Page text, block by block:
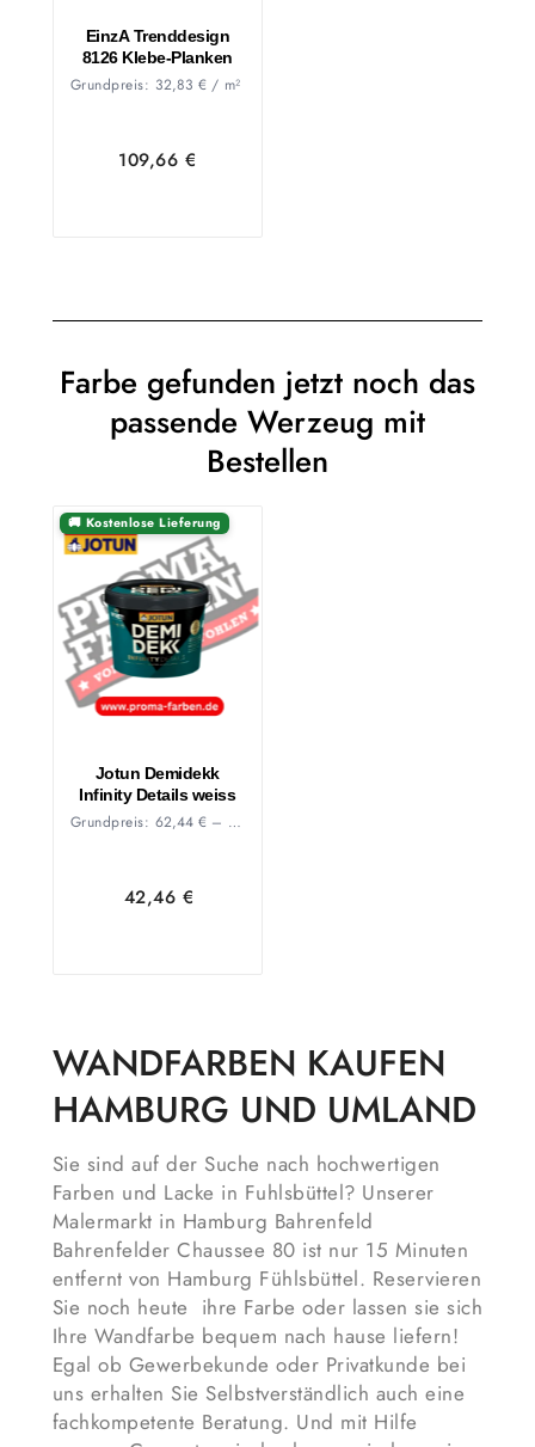
EinzA Trenddesign
8126 Klebe-Planken
Grundpreis: 32,83 €/ m²
109,66 €
Farbe gefunden jetzt noch das
passende Werzeug mit
Bestellen
🚚 Kostenlose Lieferung
Jotun Demidekk
Infinity Details weiss
Grundpreis: 62,44 €– 49,22
42,46 €
WANDFARBEN KAUFEN
HAMBURG UND UMLAND
Sie sind auf der Suche nach hochwertigen
Farben und Lacke in Fuhlsbüttel? Unserer
Malermarkt in Hamburg Bahrenfeld
Bahrenfelder Chaussee 80 ist nur 15 Minuten
entfernt von Hamburg Fühlsbüttel. Reservieren
Sie noch heute ihre Farbe oder lassen sie sich
Ihre Wandfarbe bequem nach hause liefern!
Egal ob Gewerbekunde oder Privatkunde bei
uns erhalten Sie Selbstverständlich auch eine
fachkompetente Beratung. Und mit Hilfe